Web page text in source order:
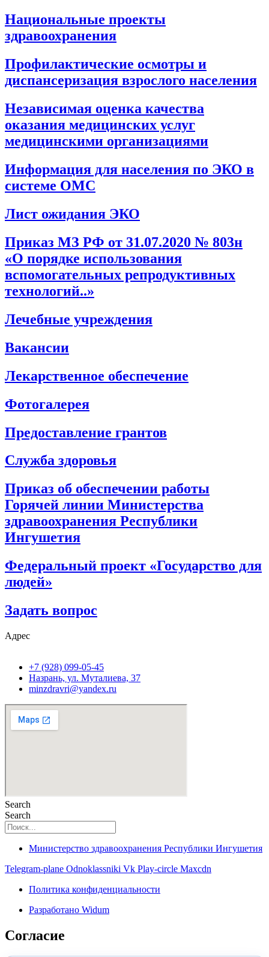
Национальные проекты
здравоохранения
Профилактические осмотры и
диспансеризация взрослого населения
Независимая оценка качества
оказания медицинских услуг
медицинскими организациями
Информация для населения по ЭКО в
системе ОМС
Лист ожидания ЭКО
Приказ МЗ РФ от 31.07.2020 № 803н
«О порядке использования
вспомогательных репродуктивных
технологий..»
Лечебные учреждения
Вакансии
Лекарственное обеспечение
Фотогалерея
Предоставление грантов
Служба здоровья
Приказ об обеспечении работы
Горячей линии Министерства
здравоохранения Республики
Ингушетия
Федеральный проект «Государство для
людей»
Задать вопрос
Адрес
+7 (928) 099-05-45
Назрань, ул. Муталиева, 37
minzdravri@yandex.ru
Search
Search
Министерство здравоохранения Республики Ингушетия
Telegram-plane Odnoklassniki Vk Play-circle Maxcdn
Политика конфиденциальности
Разработано Widum
Согласие